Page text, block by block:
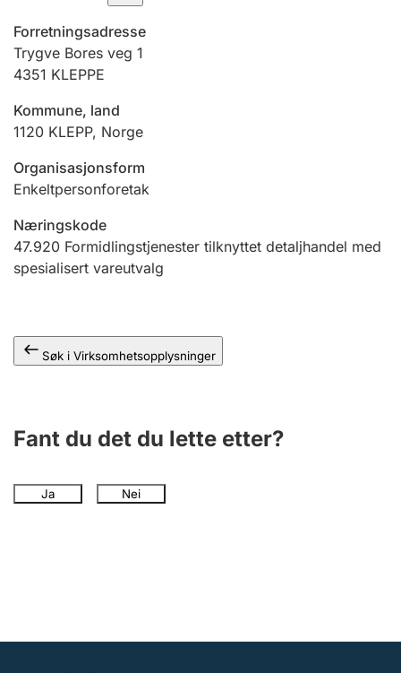
Jeger
Ektepaktveileder
Offentlig sektor
Forretningsadresse
Trygve Bores veg 1
4351 KLEPPE
Kommune, land
1120 KLEPP, Norge
Organisasjonsform
Enkeltpersonforetak
Næringskode
47.920 Formidlingstjenester tilknyttet detaljhandel med
spesialisert vareutvalg
Søk i Virksomhetsopplysninger
Fant du det du lette etter?
Ja Nei